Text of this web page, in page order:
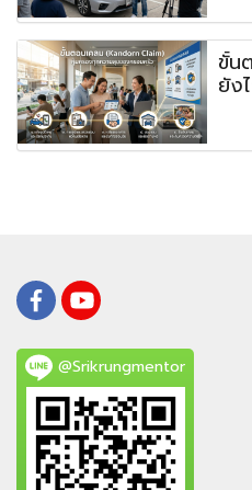
ขั้น
ยัง
@Srikrungmentor